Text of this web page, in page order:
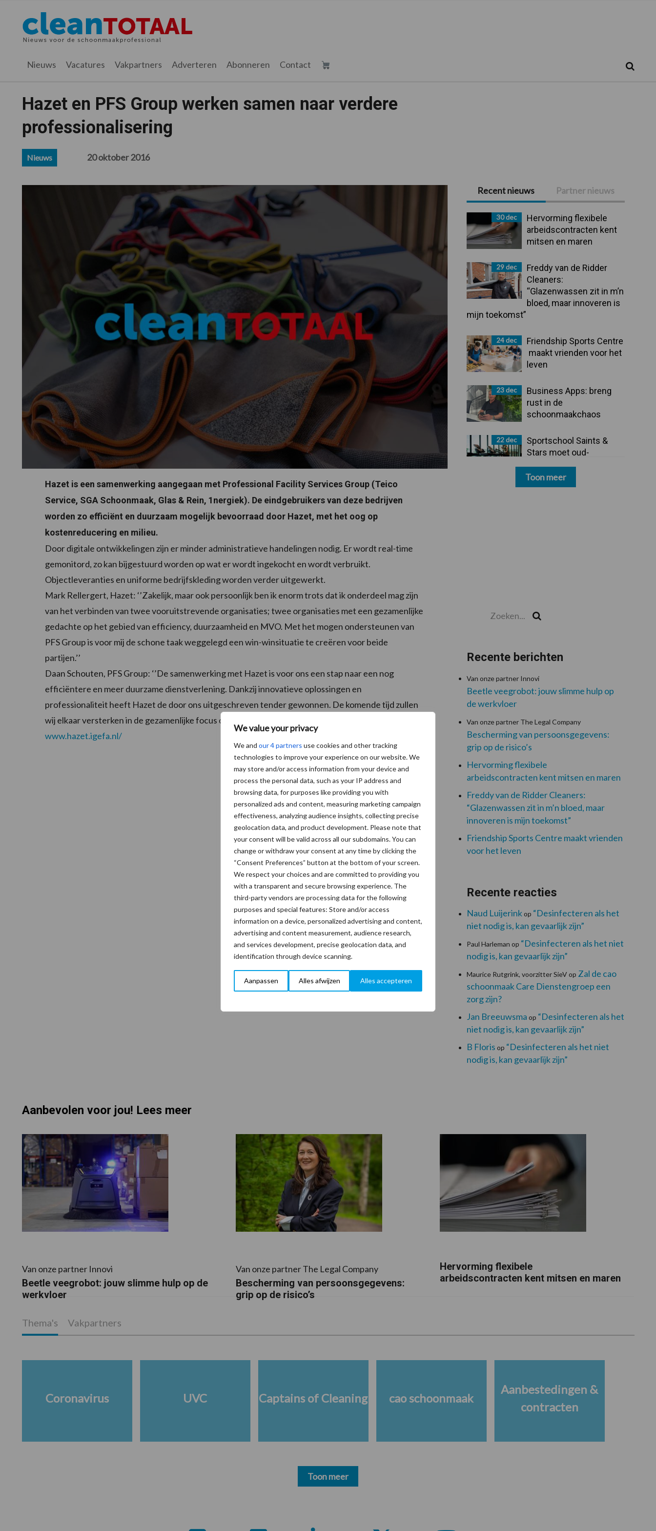
We value your privacy
We and our 4 partners use cookies and other tracking
technologies to improve your experience on our website. We
may store and/or access information from your device and
process the personal data, such as your IP address and
browsing data, for purposes like providing you with
personalized ads and content, measuring marketing campaign
effectiveness, analyzing audience insights, collecting precise
geolocation data, and product development. Please note that
your consent will be valid across all our subdomains. You can
change or withdraw your consent at any time by clicking the
“Consent Preferences” button at the bottom of your screen.
We respect your choices and are committed to providing you
with a transparent and secure browsing experience. The
third-party vendors are processing data for the following
purposes and special features: Store and/or access
information on a device, personalized advertising and content,
advertising and content measurement, audience research,
and services development, precise geolocation data, and
identification through device scanning.
Aanpassen Alles afwijzen Alles accepteren
hoofdnavigatie
hoofd
inhoud
eerste
sidebar
voettekst
Cleantotaal.nl
Het
laatste
voor
professionele
Nieuws Vacatures Vakpartners Adverteren Abonneren Contact
Hazet en PFS Group werken samen naar verdere
professionalisering
Nieuws 20 oktober 2016
Hazet is een samenwerking aangegaan met Professional Facility Services Group (Teico
Service, SGA Schoonmaak, Glas & Rein, 1nergiek). De eindgebruikers van deze bedrijven
worden zo efficiënt en duurzaam mogelijk bevoorraad door Hazet, met het oog op
kostenreducering en milieu.
Door digitale ontwikkelingen zijn er minder administratieve handelingen nodig. Er wordt real-time
gemonitord, zo kan bijgestuurd worden op wat er wordt ingekocht en wordt verbruikt.
Objectleveranties en uniforme bedrijfskleding worden verder uitgewerkt.
Mark Rellergert, Hazet: ‘’Zakelijk, maar ook persoonlijk ben ik enorm trots dat ik onderdeel mag zijn
van het verbinden van twee vooruitstrevende organisaties; twee organisaties met een gezamenlijke
gedachte op het gebied van efficiency, duurzaamheid en MVO. Met het mogen ondersteunen van
PFS Group is voor mij de schone taak weggelegd een win-winsituatie te creëren voor beide
partijen.’’
Daan Schouten, PFS Group: ‘’De samenwerking met Hazet is voor ons een stap naar een nog
efficiëntere en meer duurzame dienstverlening. Dankzij innovatieve oplossingen en
professionaliteit heeft Hazet de door ons uitgeschreven tender gewonnen. De komende tijd zullen
wij elkaar versterken in de gezamenlijke focus op Lean & Green.
www.hazet.igefa.nl/
Primaire
Sidebar
Recent nieuws Partner nieuws
30 dec
Hervorming flexibele
arbeidscontracten kent
mitsen en maren
29 dec
Freddy van de Ridder
Cleaners:
“Glazenwassen zit in m’n
bloed, maar innoveren is
mijn toekomst”
24 dec
Friendship Sports Centre
maakt vrienden voor het
leven
23 dec
Business Apps: breng
rust in de
schoonmaakchaos
22 dec
Sportschool Saints &
Stars moet oud-
betalen
Toon meer
Recente berichten
Van onze partner Innovi
Beetle veegrobot: jouw slimme hulp op
de werkvloer
Van onze partner The Legal Company
Bescherming van persoonsgegevens:
grip op de risico’s
Hervorming flexibele
arbeidscontracten kent mitsen en maren
Freddy van de Ridder Cleaners:
“Glazenwassen zit in m’n bloed, maar
innoveren is mijn toekomst”
Friendship Sports Centre maakt vrienden
voor het leven
Recente reacties
Naud Luijerinkop “Desinfecteren als het
niet nodig is, kan gevaarlijk zijn”
Paul Harleman op “Desinfecteren als het niet
nodig is, kan gevaarlijk zijn”
Maurice Rutgrink, voorzitter SieVop Zal de cao
schoonmaak Care Dienstengroep een
zorg zijn?
Jan Breeuwsma op “Desinfecteren als het
niet nodig is, kan gevaarlijk zijn”
B Floris op “Desinfecteren als het niet
nodig is, kan gevaarlijk zijn”
Aanbevolen voor jou! Lees meer
Van onze partner Innovi
Beetle veegrobot: jouw slimme hulp op de
werkvloer
Van onze partner The Legal Company
Bescherming van persoonsgegevens:
grip op de risico’s
Hervorming flexibele
arbeidscontracten kent mitsen en maren
Thema's Vakpartners
Coronavirus UVC Captains of Cleaning cao schoonmaak
Aanbestedingen &
contracten
Toon meer